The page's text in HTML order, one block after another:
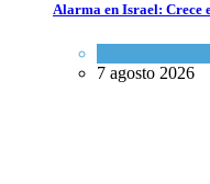
Alarma en Israel: Crece
7 agosto 2026